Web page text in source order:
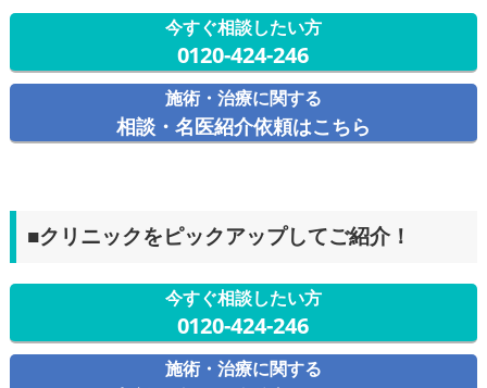
今すぐ相談したい方
0120-424-246
施術・治療に関する
相談・名医紹介依頼はこちら
■クリニックをピックアップしてご紹介！
今すぐ相談したい方
0120-424-246
施術・治療に関する